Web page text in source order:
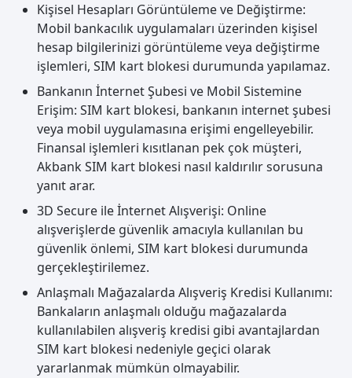
Kişisel Hesapları Görüntüleme ve Değiştirme:
Mobil bankacılık uygulamaları üzerinden kişisel
hesap bilgilerinizi görüntüleme veya değiştirme
işlemleri, SIM kart blokesi durumunda yapılamaz.
Bankanın İnternet Şubesi ve Mobil Sistemine
Erişim: SIM kart blokesi, bankanın internet şubesi
veya mobil uygulamasına erişimi engelleyebilir.
Finansal işlemleri kısıtlanan pek çok müşteri,
Akbank SIM kart blokesi nasıl kaldırılır sorusuna
yanıt arar.
3D Secure ile İnternet Alışverişi: Online
alışverişlerde güvenlik amacıyla kullanılan bu
güvenlik önlemi, SIM kart blokesi durumunda
gerçekleştirilemez.
Anlaşmalı Mağazalarda Alışveriş Kredisi Kullanımı:
Bankaların anlaşmalı olduğu mağazalarda
kullanılabilen alışveriş kredisi gibi avantajlardan
SIM kart blokesi nedeniyle geçici olarak
yararlanmak mümkün olmayabilir.